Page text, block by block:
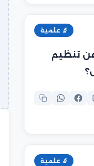
🔬 علمية
تنظيم
🔬 علمية